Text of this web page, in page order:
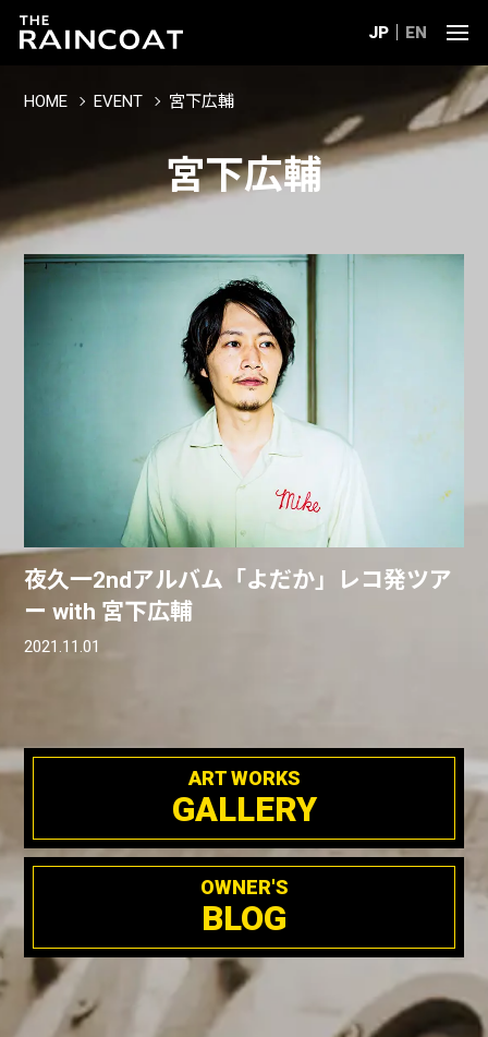
JP EN
HOME EVENT 宮下広輔
宮下広輔
夜久一2ndアルバム「よだか」レコ発ツア
ー with 宮下広輔
2021.11.01
ART WORKS
GALLERY
OWNER'S
BLOG